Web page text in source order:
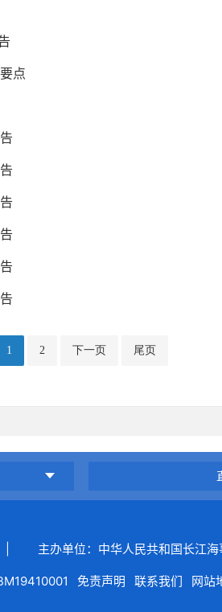
点
1 2 下一页 尾页
主办单位：中华人民共和国长江海
免责声明 联系我们 网站